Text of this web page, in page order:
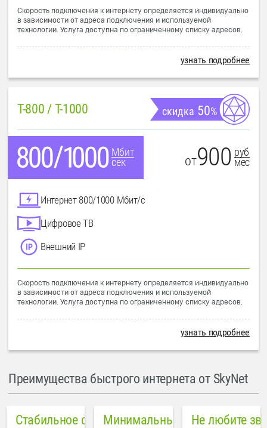
Скорость подключения к интернету определяется индивидуально
в зависимости от адреса подключения и используемой
технологии. Услуга доступна по ограниченному списку адресов.
узнать подробнее
T-800 / T-1000 скидка 50%
Мбит
сек
от900 руб
мес
Интернет 800/1000 Мбит/с
Цифровое ТВ
Внешний IP
Скорость подключения к интернету определяется индивидуально
в зависимости от адреса подключения и используемой
технологии. Услуга доступна по ограниченному списку адресов.
узнать подробнее
Преимущества быстрого интернета от SkyNet
Стабильное соединениеМинимальный пинг в городе
Не любите